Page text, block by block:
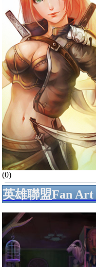
(0)
英雄聯盟Fan